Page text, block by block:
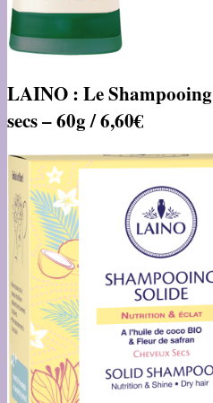
LAINO : Le
secs – 60g / 6,60€